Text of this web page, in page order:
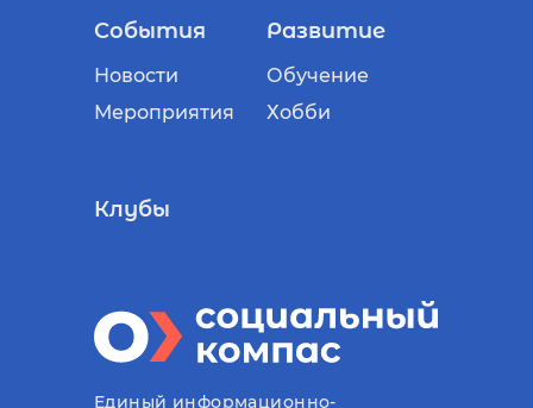
События
Новости
Мероприятия
Развитие
Обучение
Хобби
Клубы
Единый информационно-